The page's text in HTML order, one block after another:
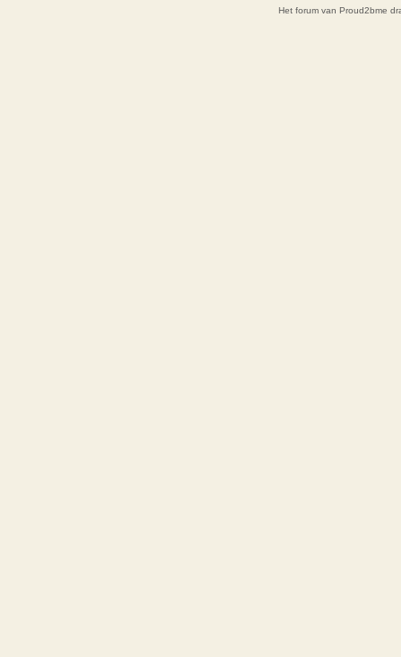
Het forum van Proud2bme